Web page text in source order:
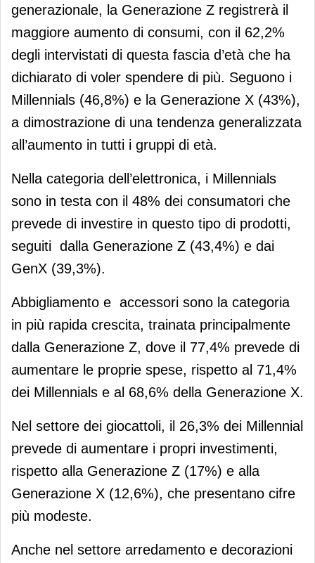
generazionale, la Generazione Z registrerà il
maggiore aumento di consumi, con il 62,2%
degli intervistati di questa fascia d’età che ha
dichiarato di voler spendere di più. Seguono i
Millennials (46,8%) e la Generazione X (43%),
a dimostrazione di una tendenza generalizzata
all’aumento in tutti i gruppi di età.
Nella categoria dell’elettronica, i Millennials
sono in testa con il 48% dei consumatori che
prevede di investire in questo tipo di prodotti,
seguiti dalla Generazione Z (43,4%) e dai
GenX (39,3%).
Abbigliamento e accessori sono la categoria
in più rapida crescita, trainata principalmente
dalla Generazione Z, dove il 77,4% prevede di
aumentare le proprie spese, rispetto al 71,4%
dei Millennials e al 68,6% della Generazione X.
Nel settore dei giocattoli, il 26,3% dei Millennial
prevede di aumentare i propri investimenti,
rispetto alla Generazione Z (17%) e alla
Generazione X (12,6%), che presentano cifre
più modeste.
Anche nel settore arredamento e decorazioni